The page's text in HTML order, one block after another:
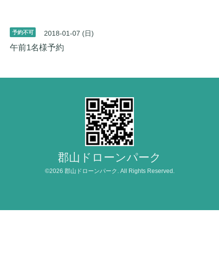
予約不可 2018-01-07 (日)
午前1名様予約
郡山ドローンパーク
©2026 郡山ドローンパーク . All Rights Reserved.